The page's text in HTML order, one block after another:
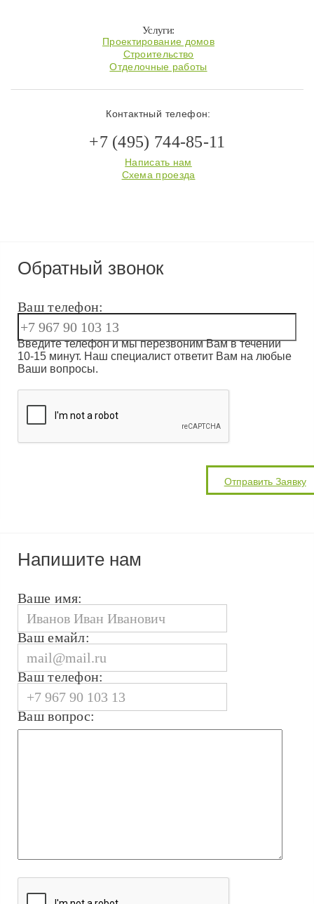
Услуги:
Проектирование домов
Строительство
Отделочные работы
Контактный телефон:
+7 (495) 744-85-11
Написать нам
Схема проезда
Обратный звонок
Ваш телефон:
Введите телефон и мы перезвоним Вам в течении
10-15 минут. Наш специалист ответит Вам на любые
Ваши вопросы.
Напишите нам
Ваше имя:
Ваш емайл:
Ваш телефон:
Ваш вопрос: